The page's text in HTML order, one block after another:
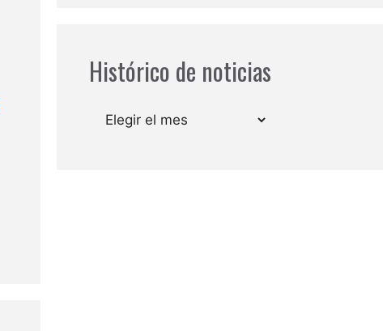
Histórico de noticias
Archivos